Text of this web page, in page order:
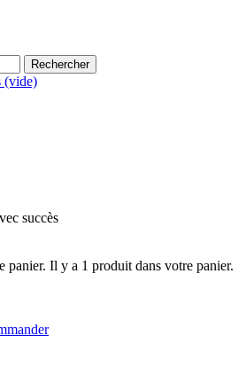
Rechercher
(vide)
succès
panier. Il y a 1 produit dans votre panier.